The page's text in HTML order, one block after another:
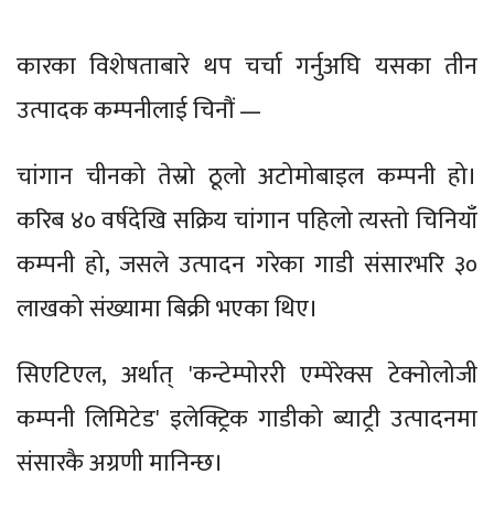
कारका विशेषताबारे थप चर्चा गर्नुअघि यसका तीन
उत्पादक कम्पनीलाई चिनौं —
चांगान चीनको तेस्रो ठूलो अटोमोबाइल कम्पनी हो।
करिब ४० वर्षदेखि सक्रिय चांगान पहिलो त्यस्तो चिनियाँ
कम्पनी हो, जसले उत्पादन गरेका गाडी संसारभरि ३०
लाखको संख्यामा बिक्री भएका थिए।
सिएटिएल, अर्थात् 'कन्टेम्पोररी एम्पेरेक्स टेक्नोलोजी
कम्पनी लिमिटेड' इलेक्ट्रिक गाडीको ब्याट्री उत्पादनमा
संसारकै अग्रणी मानिन्छ।